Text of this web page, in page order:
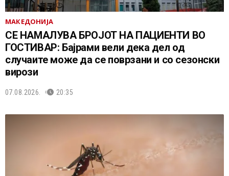
МАКЕДОНИЈА
СЕ НАМАЛУВА БРОЈОТ НА ПАЦИЕНТИ ВО
ГОСТИВАР: Бајрами вели дека дел од
случаите може да се поврзани и со сезонски
вирози
07.08.2026. 20:35